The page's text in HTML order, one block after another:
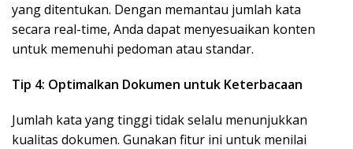
yang ditentukan. Dengan memantau jumlah kata
secara real-time, Anda dapat menyesuaikan konten
untuk memenuhi pedoman atau standar.
Tip 4: Optimalkan Dokumen untuk Keterbacaan
Jumlah kata yang tinggi tidak selalu menunjukkan
kualitas dokumen. Gunakan fitur ini untuk menilai